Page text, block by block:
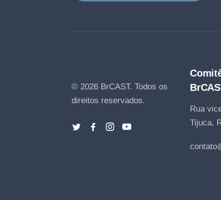
© 2026 BrCAST. Todos os
direitos reservados.
Rua
Tijuca,